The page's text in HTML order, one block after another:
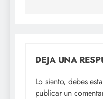
DEJA UNA
Lo siento, debes
publicar un